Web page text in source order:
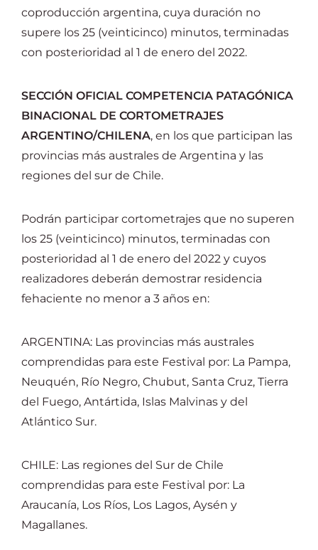
coproducción argentina, cuya duración no
supere los 25 (veinticinco) minutos, terminadas
con posterioridad al 1 de enero del 2022.
SECCIÓN OFICIAL COMPETENCIA PATAGÓNICA
BINACIONAL DE CORTOMETRAJES
ARGENTINO/CHILENA, en los que participan las
provincias más australes de Argentina y las
regiones del sur de Chile.
Podrán participar cortometrajes que no superen
los 25 (veinticinco) minutos, terminadas con
posterioridad al 1 de enero del 2022 y cuyos
realizadores deberán demostrar residencia
fehaciente no menor a 3 años en:
ARGENTINA: Las provincias más australes
comprendidas para este Festival por: La Pampa,
Neuquén, Río Negro, Chubut, Santa Cruz, Tierra
del Fuego, Antártida, Islas Malvinas y del
Atlántico Sur.
CHILE: Las regiones del Sur de Chile
comprendidas para este Festival por: La
Araucanía, Los Ríos, Los Lagos, Aysén y
Magallanes.